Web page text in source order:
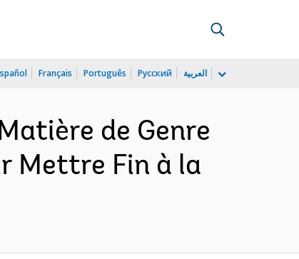
Français Português Русский العربية
de Genre
Mettre Fin à la